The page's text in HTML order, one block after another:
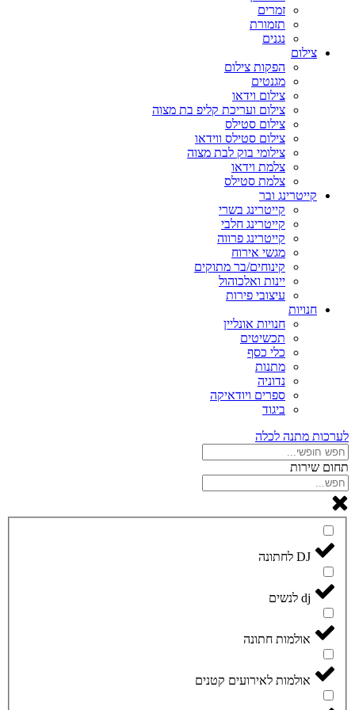
זמרים
תזמורת
נגנים
צילום
הפקות צילום
מגנטים
צילום וידאו
צילום ועריכת קליפ בת מצוה
צילום סטילס
צילום סטילס ווידאו
צילומי בוק לבת מצוה
צלמת וידאו
צלמת סטילס
קייטרינג ובר
קייטרינג בשרי
קייטרינג חלבי
קייטרינג פרווה
מגשי אירוח
קינוחים/בר מתוקים
יינות ואלכוהול
עיצובי פירות
חנויות
חנויות אונליין
תכשיטים
כלי כסף
מתנות
נדוניה
ספרים ויודאיקה
ביגוד
לערכות מתנה לכלה
תחום שירות
DJ לחתונה
dj לנשים
אולמות חתונה
אולמות לאירועים קטנים